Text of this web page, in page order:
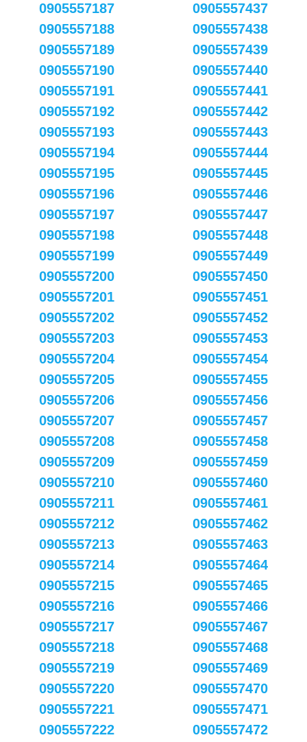
0905557187
0905557188
0905557189
0905557190
0905557191
0905557192
0905557193
0905557194
0905557195
0905557196
0905557197
0905557198
0905557199
0905557200
0905557201
0905557202
0905557203
0905557204
0905557205
0905557206
0905557207
0905557208
0905557209
0905557210
0905557211
0905557212
0905557213
0905557214
0905557215
0905557216
0905557217
0905557218
0905557219
0905557220
0905557221
0905557222
0905557437
0905557438
0905557439
0905557440
0905557441
0905557442
0905557443
0905557444
0905557445
0905557446
0905557447
0905557448
0905557449
0905557450
0905557451
0905557452
0905557453
0905557454
0905557455
0905557456
0905557457
0905557458
0905557459
0905557460
0905557461
0905557462
0905557463
0905557464
0905557465
0905557466
0905557467
0905557468
0905557469
0905557470
0905557471
0905557472